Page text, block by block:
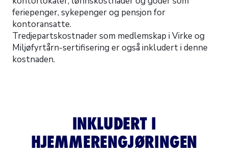
feriepenger, sykepenger og pensjon for
kontoransatte.
Tredjepartskostnader som medlemskap i Virke og
Miljøfyrtårn-sertifisering er også inkludert i denne
kostnaden.
INKLUDERT I
HJEMMERENGJØRINGEN